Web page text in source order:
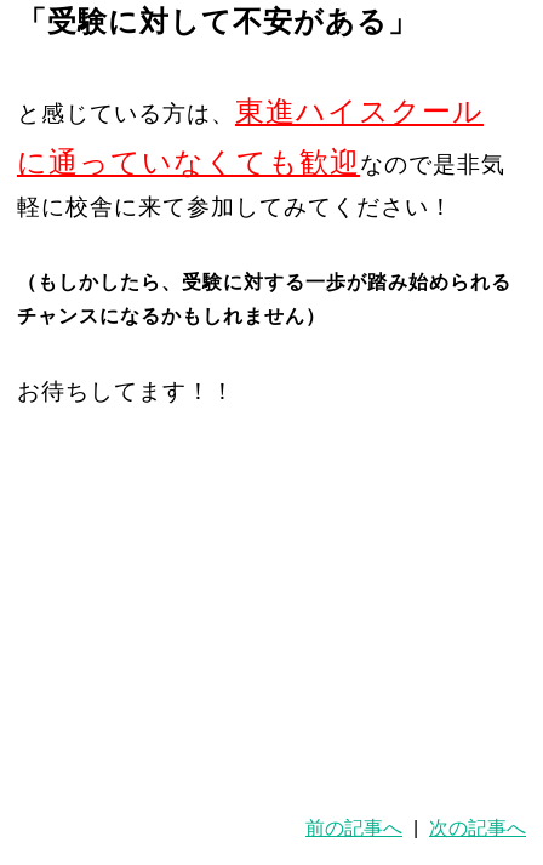
「受験に対して不安がある」
と感じている方は、 東進ハイスクール
に通っていなくても歓迎 なので是非気
軽に校舎に来て参加してみてください！
（もしかしたら、受験に対する一歩が踏み始められる
チャンスになるかもしれません）
お待ちしてます！！
前の記事へ 次の記事へ